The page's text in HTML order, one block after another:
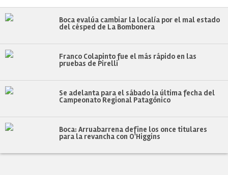
Boca evalúa cambiar la localía por el mal estado
del césped de La Bombonera
Franco Colapinto fue el más rápido en las
pruebas de Pirelli
Se adelanta para el sábado la última fecha del
Campeonato Regional Patagónico
Boca: Arruabarrena define los once titulares
para la revancha con O'Higgins